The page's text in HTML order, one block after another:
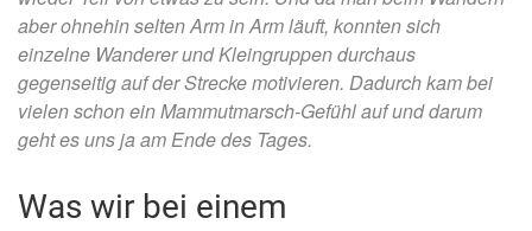
aber ohnehin selten Arm in Arm läuft, konnten sich
einzelne Wanderer und Kleingruppen durchaus
gegenseitig auf der Strecke motivieren. Dadurch kam bei
vielen schon ein Mammutmarsch-Gefühl auf und darum
geht es uns ja am Ende des Tages.
Was wir bei einem